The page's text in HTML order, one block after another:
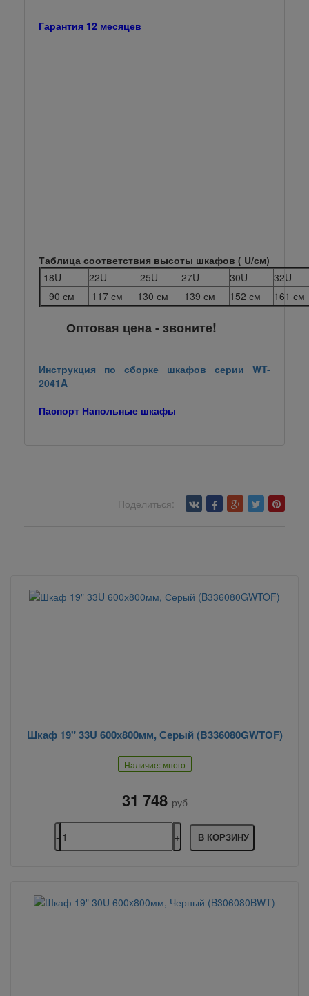
Гарантия 12 месяцев
Таблица соответствия высоты шкафов ( U/см)
18U
22U 25U 27U 30U
32U
90 см
117 см 130 см 139 см 152 см 161 см
Оптовая цена - звоните!
Инструкция по сборке шкафов серии WT-
2041A
Паспорт Напольные шкафы
Поделиться:
Шкаф 19" 33U 600х800мм, Серый (B336080GWTOF)
Наличие: много
31 748 руб
В КОРЗИНУ